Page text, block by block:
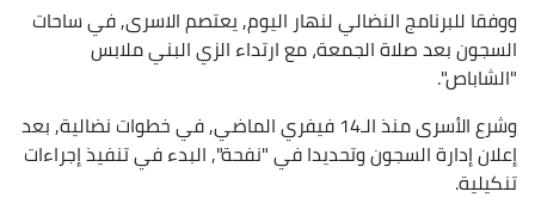
ووفقا للبرنامج النضالي لنهار اليوم, يعتصم الاسرى, في ساحات
السجون بعد صلاة الجمعة، مع ارتداء الزي البني ملابس
"الشاباص".
وشرع الأسرى منذ الـ14 فيفري الماضي, في خطوات نضالية, بعد
إعلان إدارة السجون وتحديدا في "نفحة", البدء في تنفيذ إجراءات
تنكيلية.